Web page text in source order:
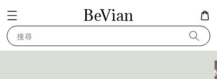
BeVian
搜尋